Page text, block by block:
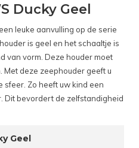
Ducky Geel
leuke aanvulling op de serie
is geel en het schaaltje is
van vorm. Deze houder moet
Met deze zeephouder geeft u
sfeer. Zo heeft uw kind een
Dit bevordert de zelfstandigheid
Geel